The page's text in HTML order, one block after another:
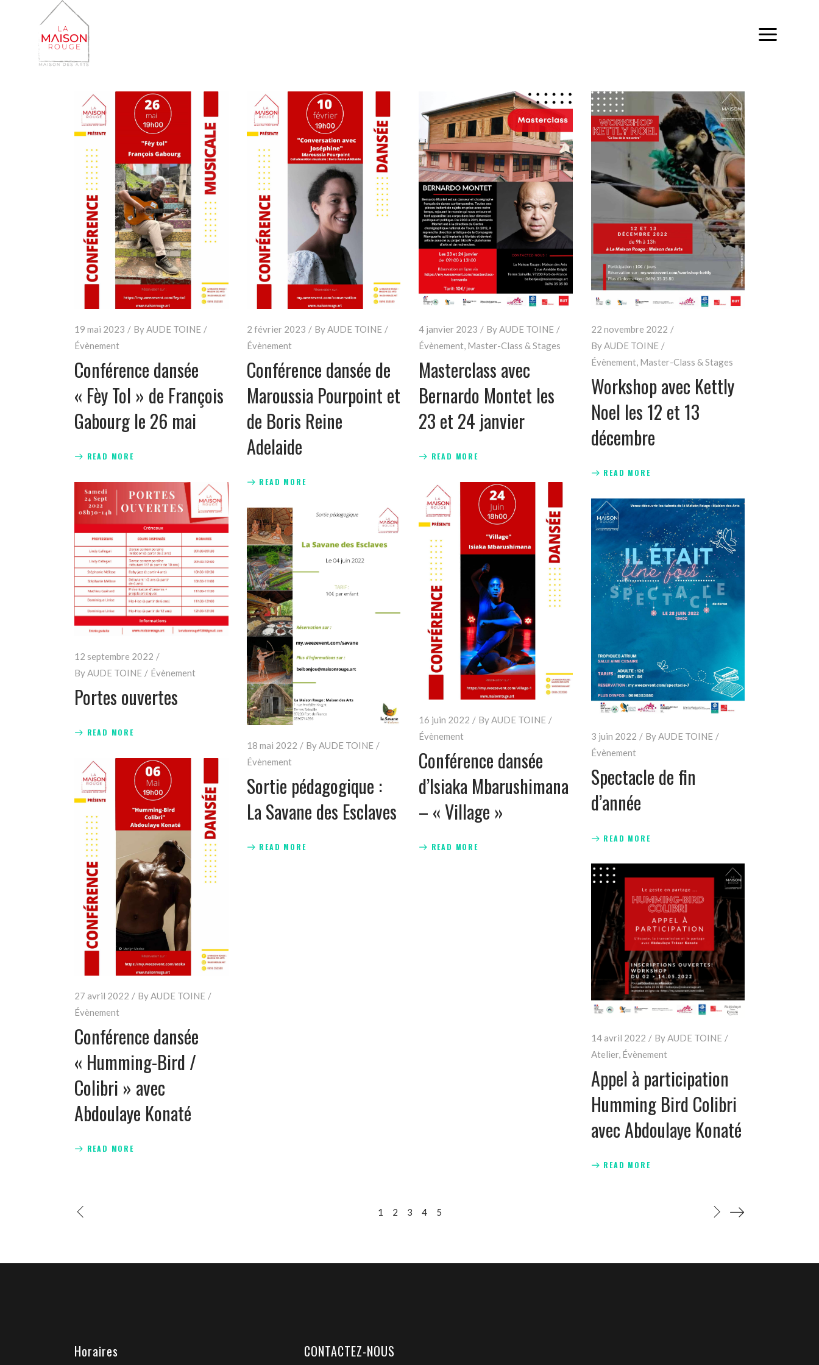
19 mai 2023 ByAUDE TOINE
Évènement
Conférence dansée
« Fèy Tol » de François
Gabourg le 26 mai
READ MORE
2 février 2023 ByAUDE TOINE
Évènement
Conférence dansée de
Maroussia Pourpoint et
de Boris Reine
Adelaide
READ MORE
4 janvier 2023 ByAUDE TOINE
Évènement, Master-Class & Stages
Masterclass avec
Bernardo Montet les
23 et 24 janvier
READ MORE
22 novembre 2022
ByAUDE TOINE
Évènement, Master-Class & Stages
Workshop avec Kettly
Noel les 12 et 13
décembre
READ MORE
12 septembre 2022
ByAUDE TOINE Évènement
Portes ouvertes
READ MORE
16 juin 2022 ByAUDE TOINE
Évènement
Conférence dansée
d’Isiaka Mbarushimana
– « Village »
READ MORE
3 juin 2022 ByAUDE TOINE
Évènement
Spectacle de fin
d’année
READ MORE
18 mai 2022 ByAUDE TOINE
Évènement
Sortie pédagogique :
La Savane des Esclaves
READ MORE
27 avril 2022 ByAUDE TOINE
Évènement
Conférence dansée
« Humming-Bird /
Colibri » avec
Abdoulaye Konaté
READ MORE
14 avril 2022 ByAUDE TOINE
Atelier, Évènement
Appel à participation
Humming Bird Colibri
avec Abdoulaye Konaté
READ MORE
1 2 3 4 5
Horaires CONTACTEZ-NOUS